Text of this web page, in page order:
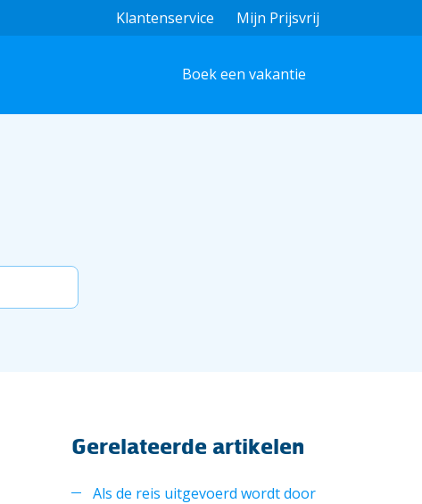
Klantenservice Mijn Prijsvrij
Boek een vakantie
Gerelateerde artikelen
Als de reis uitgevoerd wordt door